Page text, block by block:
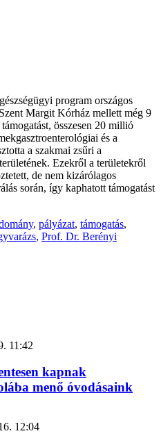
program országos
Margit Kórház mellett még 9
összesen 20 millió
és a
a szakmai zsűri a
Ezekről a területekről
de nem kizárólagos
során, így kaphatott támogatást
, pályázat, támogatás,
, Prof. Dr. Berényi
11:42
kapnak
menő óvodásaink
12:04